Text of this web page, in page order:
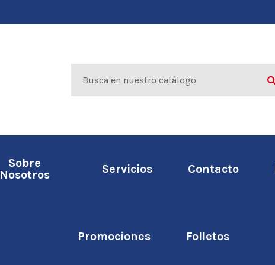
Sobre
Nosotros
Servicios Contacto
Promociones Folletos